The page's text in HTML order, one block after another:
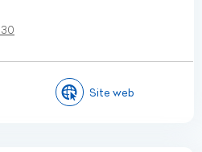
Site web